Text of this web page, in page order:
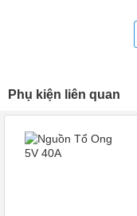
Phụ kiện liên quan